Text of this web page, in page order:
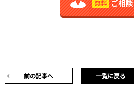
無料 ご相談
前の記事へ 一覧に戻る